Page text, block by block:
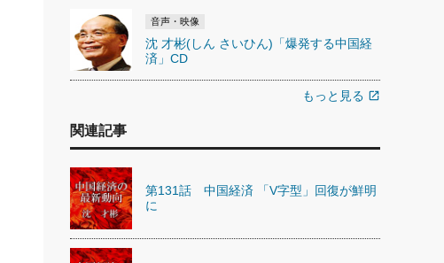
音声・映像
沈 才彬(しん さいひん)「爆発する中国経
済」CD
もっと見る open_in_new
関連記事
第131話 中国経済 「V字型」回復が鮮明
に